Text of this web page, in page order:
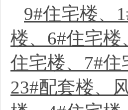
9#住宅楼、
楼、6#住宅楼
住宅楼、7#住
23#配套楼、